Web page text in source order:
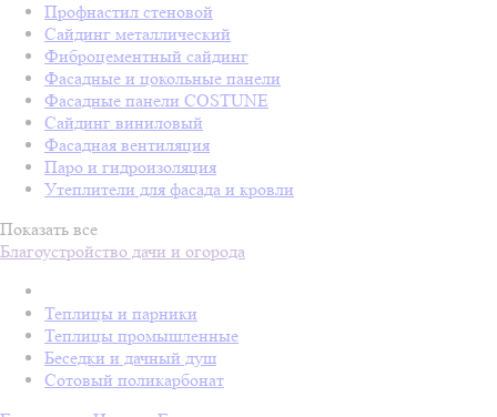
Профнастил стеновой
Сайдинг металлический
Фиброцементный сайдинг
Фасадные и цокольные панели
Фасадные панели COSTUNE
Сайдинг виниловый
Фасадная вентиляция
Паро и гидроизоляция
Утеплители для фасада и кровли
Показать все
Благоустройство дачи и огорода
Теплицы и парники
Теплицы промышленные
Беседки и дачный душ
Сотовый поликарбонат